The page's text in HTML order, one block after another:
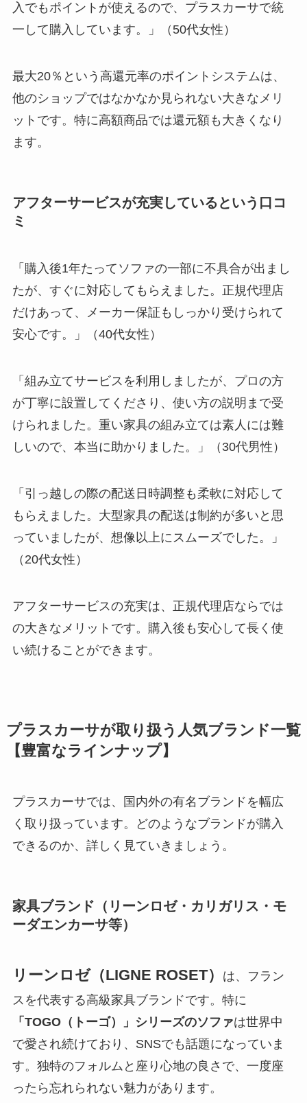
入でもポイントが使えるので、プラスカーサで統
一して購入しています。」（50代女性）
最大20％という高還元率のポイントシステムは、
他のショップではなかなか見られない大きなメリ
ットです。特に高額商品では還元額も大きくなり
ます。
アフターサービスが充実しているという口コ
ミ
「購入後1年たってソファの一部に不具合が出まし
たが、すぐに対応してもらえました。正規代理店
だけあって、メーカー保証もしっかり受けられて
安心です。」（40代女性）
「組み立てサービスを利用しましたが、プロの方
が丁寧に設置してくださり、使い方の説明まで受
けられました。重い家具の組み立ては素人には難
しいので、本当に助かりました。」（30代男性）
「引っ越しの際の配送日時調整も柔軟に対応して
もらえました。大型家具の配送は制約が多いと思
っていましたが、想像以上にスムーズでした。」
（20代女性）
アフターサービスの充実は、正規代理店ならでは
の大きなメリットです。購入後も安心して長く使
い続けることができます。
プラスカーサが取り扱う人気ブランド一覧
【豊富なラインナップ】
プラスカーサでは、国内外の有名ブランドを幅広
く取り扱っています。どのようなブランドが購入
できるのか、詳しく見ていきましょう。
家具ブランド（リーンロゼ・カリガリス・モ
ーダエンカーサ等）
リーンロゼ（LIGNE ROSET）
は、フラン
スを代表する高級家具ブランドです。特に
「TOGO（トーゴ）」シリーズのソファは世界中
で愛され続けており、SNSでも話題になっていま
す。独特のフォルムと座り心地の良さで、一度座
ったら忘れられない魅力があります。